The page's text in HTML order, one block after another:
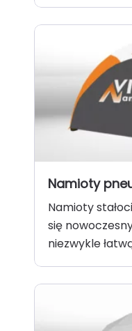
Namioty
Namioty
się
niezwykle